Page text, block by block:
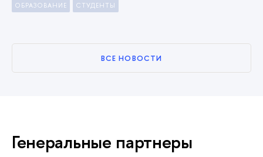
ОБРАЗОВАНИЕ СТУДЕНТЫ
ВСЕ НОВОСТИ
Генеральные партнеры